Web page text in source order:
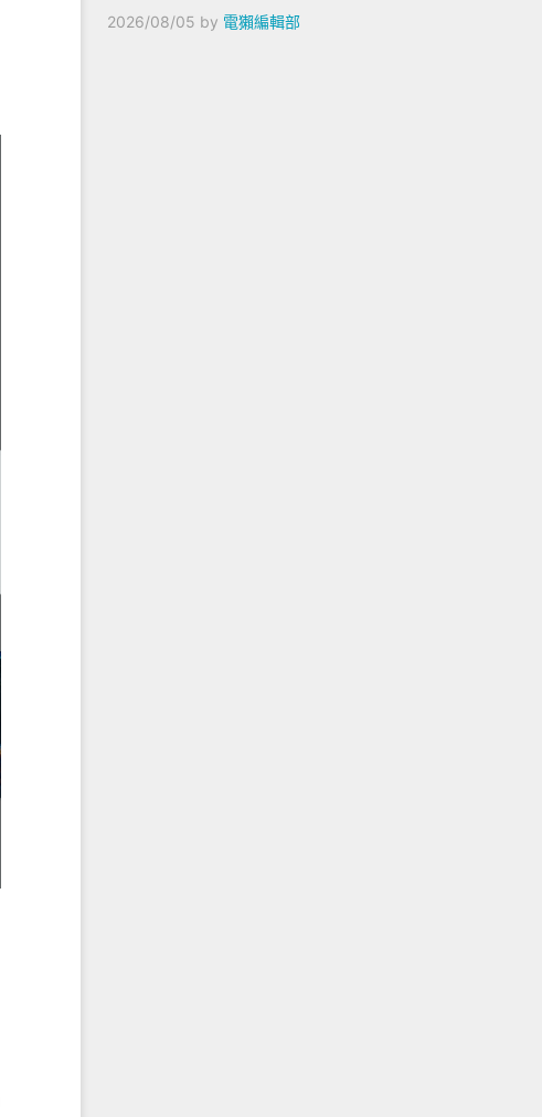
2026/08/05 by 電獺編輯部